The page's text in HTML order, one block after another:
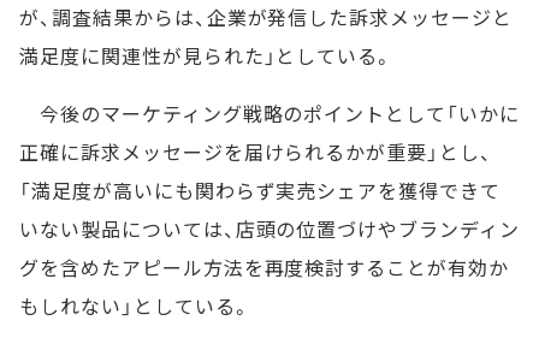
が、調査結果からは、企業が発信した訴求メッセージと
満足度に関連性が見られた」としている。
今後のマーケティング戦略のポイントとして「いかに
正確に訴求メッセージを届けられるかが重要」とし、
「満足度が高いにも関わらず実売シェアを獲得できて
いない製品については、店頭の位置づけやブランディン
グを含めたアピール方法を再度検討することが有効か
もしれない」としている。